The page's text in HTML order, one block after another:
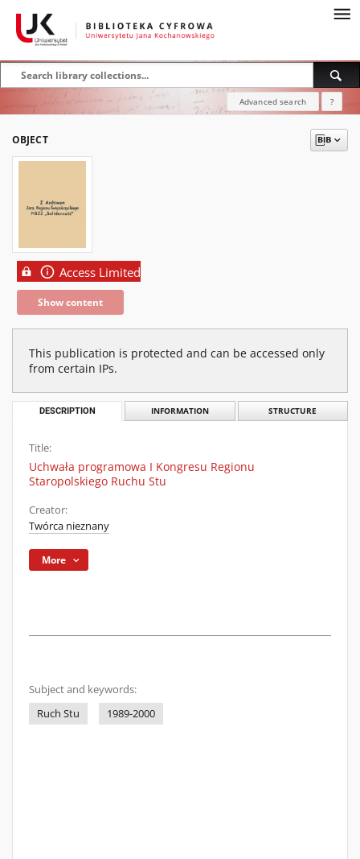
Advanced search ?
OBJECT
Access Limited
Show content
This publication is protected and can be accessed only
from certain IPs.
DESCRIPTION INFORMATION STRUCTURE
Title:
Uchwała programowa I Kongresu Regionu
Staropolskiego Ruchu Stu
Creator:
Twórca nieznany
More
Subject and keywords:
Ruch Stu
1989-2000